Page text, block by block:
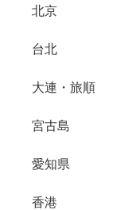
北京
台北
大連・旅順
宮古島
愛知県
香港